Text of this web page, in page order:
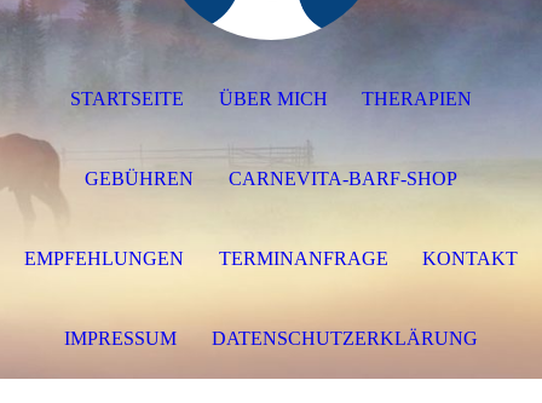
STARTSEITE ÜBER MICH THERAPIEN
GEBÜHREN CARNEVITA-BARF-SHOP
EMPFEHLUNGEN TERMINANFRAGE KONTAKT
IMPRESSUM DATENSCHUTZERKLÄRUNG